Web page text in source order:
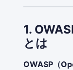
1.
とは
OWASP（